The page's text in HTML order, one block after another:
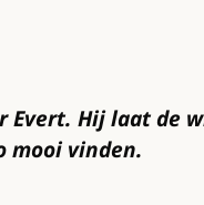
Evert. Hij laat de
mooi vinden.